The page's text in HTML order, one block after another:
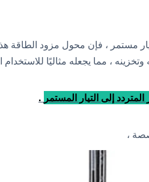
من 100 إلى 240 فولت تيار متردد وبجهد خرج يبلغ 12 فولت
، مما يجعله مثاليًا للاستخدام
إلى التيار المستمر .
،